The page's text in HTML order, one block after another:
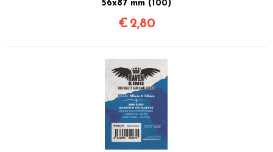
56x87 mm (100)
€ 2,80